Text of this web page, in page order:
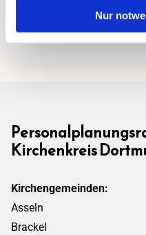
Nur
Kirchenkreis
Kirchengemeinden:
Asseln
Brackel